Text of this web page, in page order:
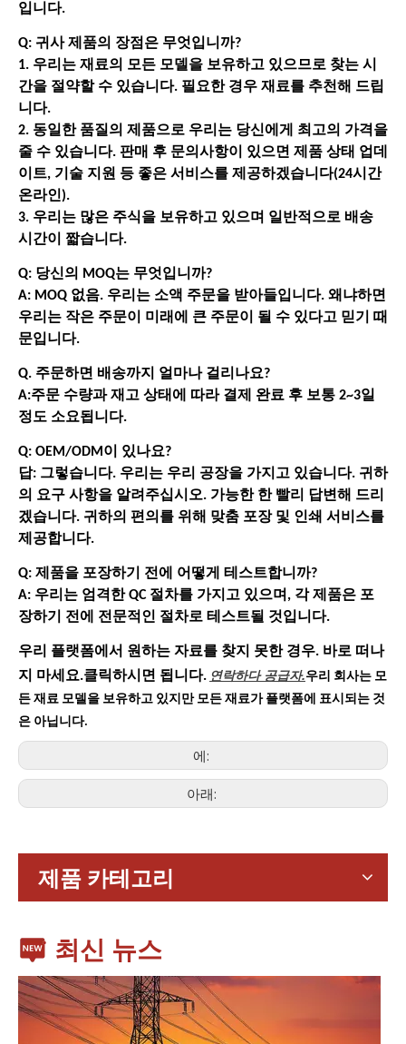
입니다.
Q: 귀사 제품의 장점은 무엇입니까?
1. 우리는 재료의 모든 모델을 보유하고 있으므로 찾는 시
간을 절약할 수 있습니다. 필요한 경우 재료를 추천해 드립
니다.
2. 동일한 품질의 제품으로 우리는 당신에게 최고의 가격을
줄 수 있습니다. 판매 후 문의사항이 있으면 제품 상태 업데
이트, 기술 지원 등 좋은 서비스를 제공하겠습니다(24시간
온라인).
3. 우리는 많은 주식을 보유하고 있으며 일반적으로 배송
시간이 짧습니다.
Q: 당신의 MOQ는 무엇입니까?
A: MOQ 없음. 우리는 소액 주문을 받아들입니다. 왜냐하면
우리는 작은 주문이 미래에 큰 주문이 될 수 있다고 믿기 때
문입니다.
Q. 주문하면 배송까지 얼마나 걸리나요?
A:주문 수량과 재고 상태에 따라 결제 완료 후 보통 2~3일
정도 소요됩니다.
Q: OEM/ODM이 있나요?
답: 그렇습니다. 우리는 우리 공장을 가지고 있습니다. 귀하
의 요구 사항을 알려주십시오. 가능한 한 빨리 답변해 드리
겠습니다. 귀하의 편의를 위해 맞춤 포장 및 인쇄 서비스를
제공합니다.
Q: 제품을 포장하기 전에 어떻게 테스트합니까?
A: 우리는 엄격한 QC 절차를 가지고 있으며, 각 제품은 포
장하기 전에 전문적인 절차로 테스트될 것입니다.
우리 플랫폼에서 원하는 자료를 찾지 못한 경우. 바로 떠나
지 마세요.클릭하시면 됩니다. 연락하다 공급자.우리 회사는 모
든 재료 모델을 보유하고 있지만 모든 재료가 플랫폼에 표시되는 것
은 아닙니다.
에:
아래:
제품 카테고리
최신 뉴스
스마트폰, 태블릿, 웨어러블 기기 등 가전제품이 확산되면서 소